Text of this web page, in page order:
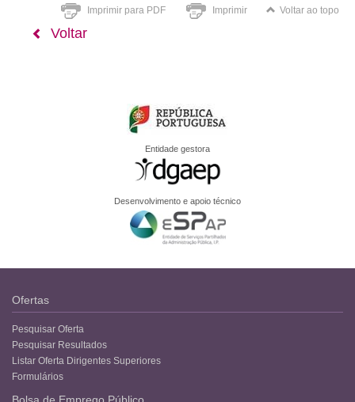
Imprimir para PDF Imprimir Voltar ao topo
Voltar
Entidade gestora
Desenvolvimento e apoio técnico
Ofertas
Pesquisar Oferta
Pesquisar Resultados
Listar Oferta Dirigentes Superiores
Formulários